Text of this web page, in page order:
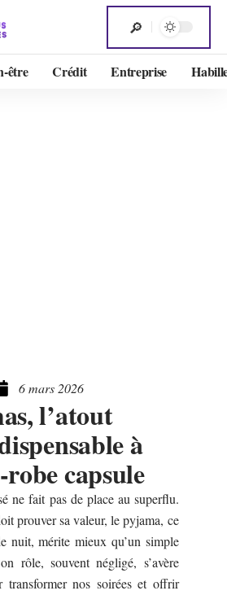
être Crédit Entreprise
6 mars 2026
l’atout
à
capsule
ne fait pas de place au superflu.
prouver sa valeur, le pyjama, ce
nuit, mérite mieux qu’un simple
rôle, souvent négligé, s’avère
transformer nos soirées et offrir